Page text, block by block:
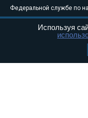
Федеральной службе по
связи, информационных
массовых коммуникаций
Свидетельство о
Используя